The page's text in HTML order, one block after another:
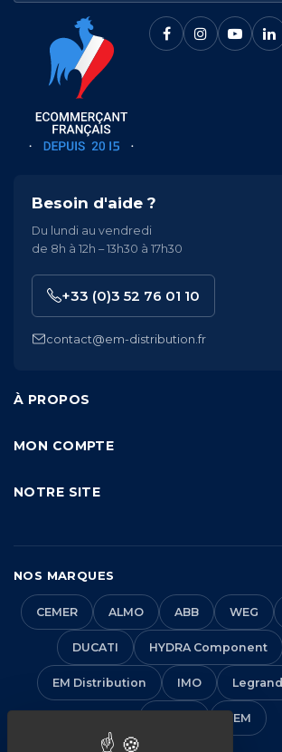
À PROPOS
MON COMPTE
NOTRE SITE
Besoin d'aide ?
Du lundi au vendredi
de 8h à 12h – 13h30 à 17h30
+33 (0)3 52 76 01 10
contact@em-distribution.fr
NOS MARQUES
CEMER ALMO ABB WEG
DUCATI HYDRA Component
EM Distribution IMO Legrand
VEM